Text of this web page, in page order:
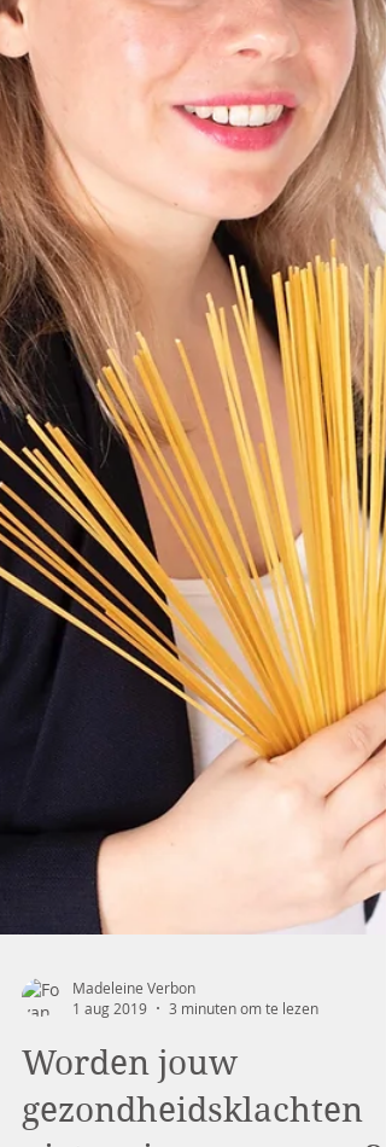
Madeleine Verbon
1 aug 2019
3 minuten om te lezen
Worden jouw